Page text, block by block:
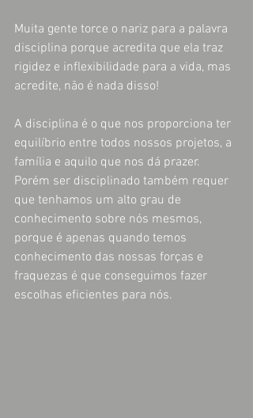
Muita gente torce o nariz para a palavra
disciplina porque acredita que ela traz
rigidez e inflexibilidade para a vida, mas
acredite, não é nada disso!
A disciplina é o que nos proporciona ter
equilíbrio entre todos nossos projetos, a
família e aquilo que nos dá prazer.
Porém ser disciplinado também requer
que tenhamos um alto grau de
conhecimento sobre nós mesmos,
porque é apenas quando temos
conhecimento das nossas forças e
fraquezas é que conseguimos fazer
escolhas eficientes para nós.